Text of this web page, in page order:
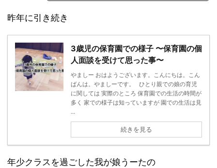
昨年に引き続き
3歳児の保育園での様子 〜保育園の個
人面談を受けて思った事〜
やましー おはようございます。こんにちは。こん
ばんは。やましーです。 ひとり親での娘の育児
に関しては 実際のところ 保育園での生活の時間が
多く 家での様子は知っていますが 園での生活は見
...
続きを見る
年少クラスを過ごした我が娘うーたの